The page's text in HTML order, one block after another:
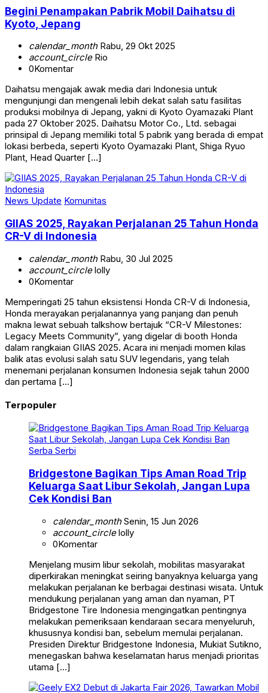
Begini Penampakan Pabrik Mobil Daihatsu di
Kyoto, Jepang
calendar_monthRabu, 29 Okt 2025
account_circleRio
0Komentar
Daihatsu mengajak awak media dari Indonesia untuk
mengunjungi dan mengenali lebih dekat salah satu fasilitas
produksi mobilnya di Jepang, yakni di Kyoto Oyamazaki Plant
pada 27 Oktober 2025. Daihatsu Motor Co., Ltd. sebagai
prinsipal di Jepang memiliki total 5 pabrik yang berada di empat
lokasi berbeda, seperti Kyoto Oyamazaki Plant, Shiga Ryuo
Plant, Head Quarter […]
News Update Komunitas
GIIAS 2025, Rayakan Perjalanan 25 Tahun Honda
CR-V di Indonesia
calendar_monthRabu, 30 Jul 2025
account_circlelolly
0Komentar
Memperingati 25 tahun eksistensi Honda CR-V di Indonesia,
Honda merayakan perjalanannya yang panjang dan penuh
makna lewat sebuah talkshow bertajuk “CR-V Milestones:
Legacy Meets Community”, yang digelar di booth Honda
dalam rangkaian GIIAS 2025. Acara ini menjadi momen kilas
balik atas evolusi salah satu SUV legendaris, yang telah
menemani perjalanan konsumen Indonesia sejak tahun 2000
dan pertama […]
Terpopuler
Serba Serbi
Bridgestone Bagikan Tips Aman Road Trip
Keluarga Saat Libur Sekolah, Jangan Lupa
Cek Kondisi Ban
calendar_monthSenin, 15 Jun 2026
account_circlelolly
0Komentar
Menjelang musim libur sekolah, mobilitas masyarakat
diperkirakan meningkat seiring banyaknya keluarga yang
melakukan perjalanan ke berbagai destinasi wisata. Untuk
mendukung perjalanan yang aman dan nyaman, PT
Bridgestone Tire Indonesia mengingatkan pentingnya
melakukan pemeriksaan kendaraan secara menyeluruh,
khususnya kondisi ban, sebelum memulai perjalanan.
Presiden Direktur Bridgestone Indonesia, Mukiat Sutikno,
menegaskan bahwa keselamatan harus menjadi prioritas
utama […]